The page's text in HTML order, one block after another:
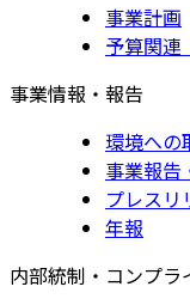
事業計画
予算関連
事業情報・報告
環境への
事業報告
プレスリ
年報
内部統制・コンプラ